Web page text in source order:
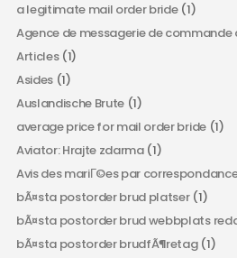
a legitimate mail order bride(1)
Agence de messagerie de commande
Articles(1)
Asides(1)
Auslandische Brute (1)
average price for mail order bride(1)
Aviator: Hrajte zdarma(1)
Avis des mariГ©es par
bÃ¤sta postorder brud platser(1)
bÃ¤sta postorder brud webbplats
bÃ¤sta postorder brudfÃ¶retag(1)